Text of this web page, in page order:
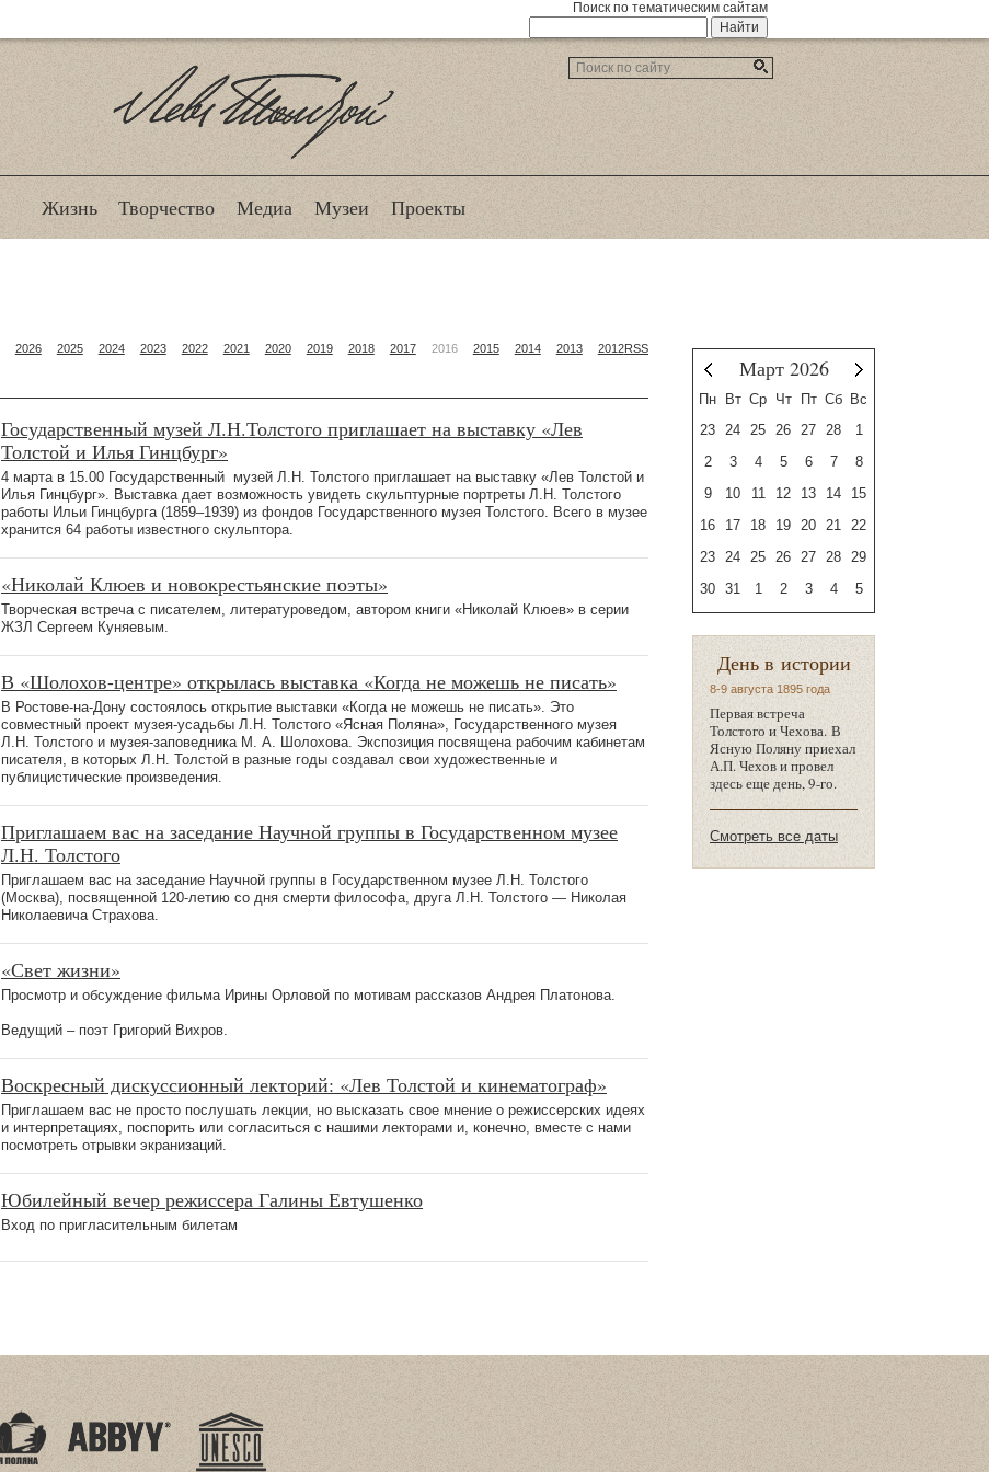
Поиск по тематическим сайтам
Лев Толстой
Жизнь Творчество Медиа Музеи Проекты
2026 2025 2024 2023 2022 2021 2020 2019 2018 2017 2016 2015 2014 2013 2012RSS
Государственный музей Л.Н.Толстого приглашает на выставку «Лев
Толстой и Илья Гинцбург»
4 марта в 15.00 Государственный музей Л.Н. Толстого приглашает на выставку «Лев Толстой и
Илья Гинцбург». Выставка дает возможность увидеть скульптурные портреты Л.Н. Толстого
работы Ильи Гинцбурга (1859–1939) из фондов Государственного музея Толстого. Всего в музее
хранится 64 работы известного скульптора.
«Николай Клюев и новокрестьянские поэты»
Творческая встреча с писателем, литературоведом, автором книги «Николай Клюев» в серии
ЖЗЛ Сергеем Куняевым.
В «Шолохов-центре» открылась выставка «Когда не можешь не писать»
В Ростове-на-Дону состоялось открытие выставки «Когда не можешь не писать». Это
совместный проект музея-усадьбы Л.Н. Толстого «Ясная Поляна», Государственного музея
Л.Н. Толстого и музея-заповедника М. А. Шолохова. Экспозиция посвящена рабочим кабинетам
писателя, в которых Л.Н. Толстой в разные годы создавал свои художественные и
публицистические произведения.
Приглашаем вас на заседание Научной группы в Государственном музее
Л.Н. Толстого
Приглашаем вас на заседание Научной группы в Государственном музее Л.Н. Толстого
(Москва), посвященной 120-летию со дня смерти философа, друга Л.Н. Толстого — Николая
Николаевича Страхова.
«Свет жизни»
Просмотр и обсуждение фильма Ирины Орловой по мотивам рассказов Андрея Платонова.
Ведущий – поэт Григорий Вихров.
Воскресный дискуссионный лекторий: «Лев Толстой и кинематограф»
Приглашаем вас не просто послушать лекции, но высказать свое мнение о режиссерских идеях
и интерпретациях, поспорить или согласиться с нашими лекторами и, конечно, вместе с нами
посмотреть отрывки экранизаций.
Юбилейный вечер режиссера Галины Евтушенко
Вход по пригласительным билетам
Март 2026
Пн Вт Ср Чт Пт Сб Вс
23
24 25 26 27 28
1
2
3 4 5 6 7
8
9
10 11 12 13 14
15
16
17 18 19 20 21
22
23
24 25 26 27 28
29
30
31 1 2 3 4 5
День в истории
8-9 августа 1895 года
Первая встреча
Толстого и Чехова. В
Ясную Поляну приехал
А.П. Чехов и провел
здесь еще день, 9-го.
Смотреть все даты